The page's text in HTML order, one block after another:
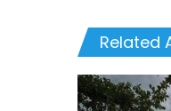
Related